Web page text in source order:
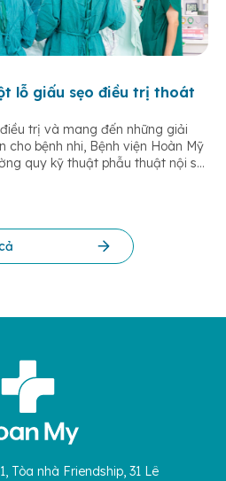
lỗ giấu sẹo điều trị thoát
trị và mang đến những giải
cho bệnh nhi, Bệnh viện Hoàn Mỹ
quy kỹ thuật phẫu thuật nội soi
Tòa nhà Friendship, 31 Lê